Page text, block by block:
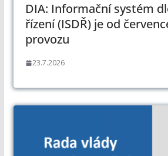
DIA: Informační systém
řízení (ISDŘ) je od
provozu
23.7.2026